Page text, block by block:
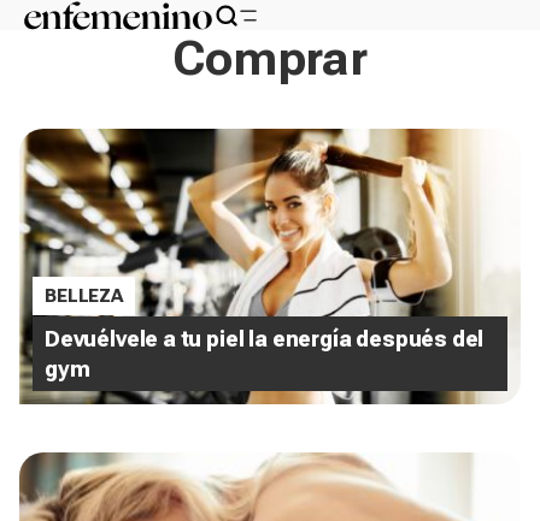
Comprar
BELLEZA
Devuélvele a tu piel la energía después del
gym